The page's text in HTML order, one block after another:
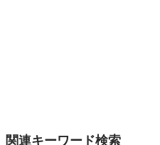
関連キーワード検索